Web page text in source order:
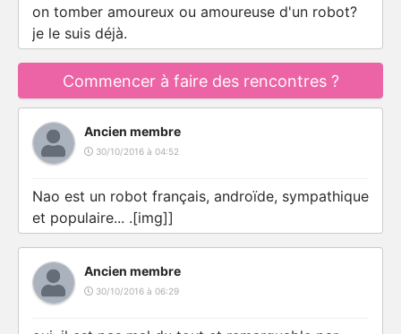
on tomber amoureux ou amoureuse d'un robot?
je le suis déjà.
Commencer à faire des rencontres ?
Ancien membre
30/10/2016 à 04:52
Nao est un robot français, androïde, sympathique
et populaire... .[img]]
Ancien membre
30/10/2016 à 06:29